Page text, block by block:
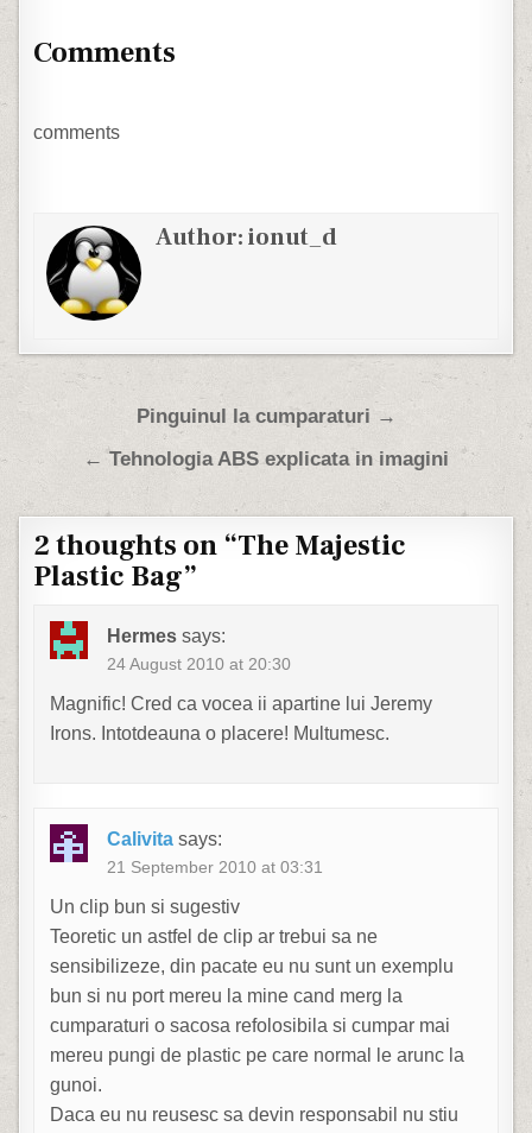
pe Paul Grigoriu la
fiecare dimineata
Comments
comments
Author:ionut_d
Post navigationPinguinul la cumparaturi →
← Tehnologia ABS explicata in imagini
2 thoughts on “The Majestic
Plastic Bag”
Hermes says:
24 August 2010 at 20:30
Magnific! Cred ca vocea ii apartine lui Jeremy
Irons. Intotdeauna o placere! Multumesc.
Calivita says:
21 September 2010 at 03:31
Un clip bun si sugestiv
Teoretic un astfel de clip ar trebui sa ne
sensibilizeze, din pacate eu nu sunt un exemplu
bun si nu port mereu la mine cand merg la
cumparaturi o sacosa refolosibila si cumpar mai
mereu pungi de plastic pe care normal le arunc la
gunoi.
Daca eu nu reusesc sa devin responsabil nu stiu